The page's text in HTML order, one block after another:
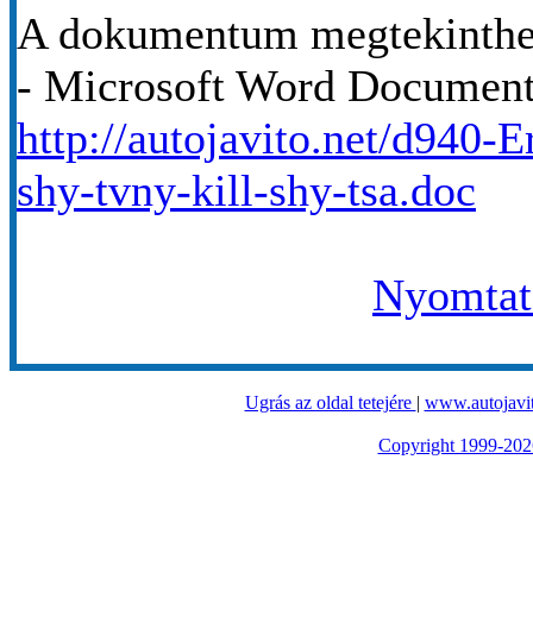
A dokumentum
- Microsoft Word
http://autojavito.net/d940-
shy-tvny-kill-shy-tsa.doc
Ugrás az oldal tetejére |
Copyright 1999-